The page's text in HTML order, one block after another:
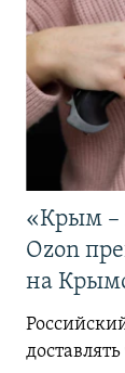
«Крым –
Ozon
на